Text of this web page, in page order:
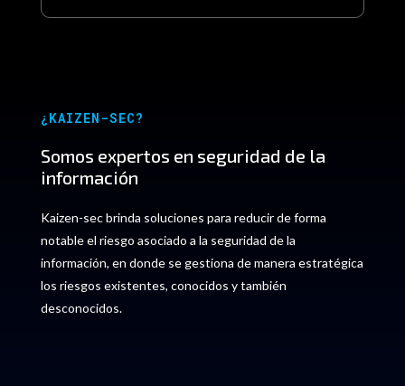
¿KAIZEN-SEC?
Somos expertos en seguridad de la
información
Kaizen-sec brinda soluciones para reducir de forma
notable el riesgo asociado a la seguridad de la
información, en donde se gestiona de manera estratégica
los riesgos existentes, conocidos y también
desconocidos.